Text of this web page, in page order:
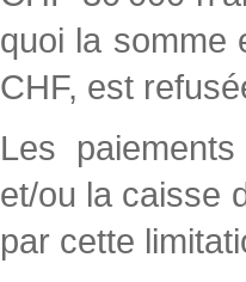
quoi la somme
CHF, est
Les
et/ou la caisse
par cette